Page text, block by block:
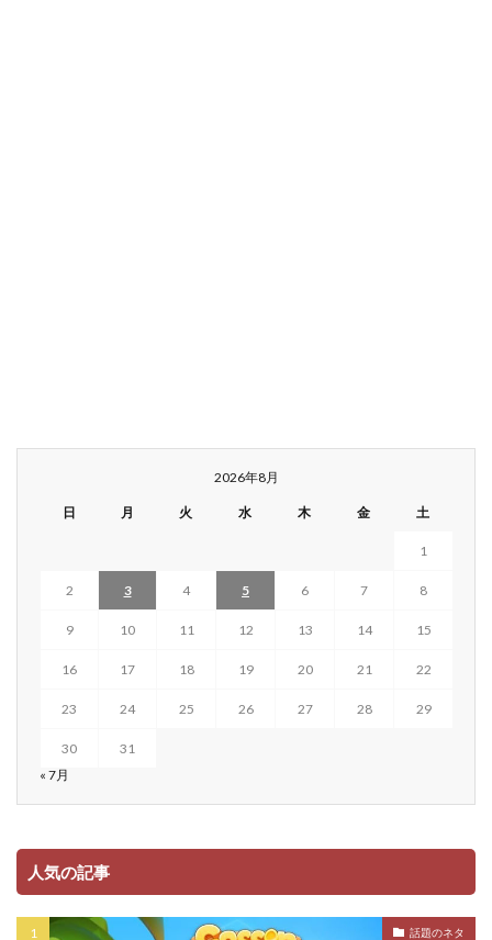
2026年8月
日 月 火 水 木 金 土
1
2 3 4 5 6 7 8
9 10 11 12 13 14 15
16 17 18 19 20 21 22
23 24 25 26 27 28 29
30
31
« 7月
人気の記事
話題のネタ